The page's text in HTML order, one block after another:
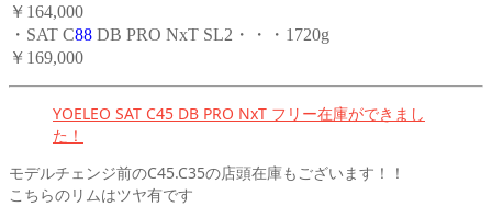
￥164,000
・SAT C88 DB PRO NxT SL2・・・1720g
￥169,000
YOELEO SAT C45 DB PRO NxT フリー在庫ができまし
た！
モデルチェンジ前のC45.C35の店頭在庫もございます！！
こちらのリムはツヤ有です